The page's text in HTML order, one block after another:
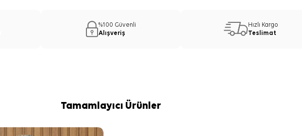
%100 Güvenli
Alışveriş
Hızlı Kargo
Teslimat
Tamamlayıcı Ürünler